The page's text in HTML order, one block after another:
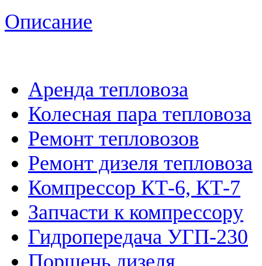
Описание
Аренда тепловоза
Колесная пара тепловоза
Ремонт тепловозов
Ремонт дизеля тепловоза
Компрессор КТ-6, КТ-7
Запчасти к компрессору
Гидропередача УГП-230
Поршень дизеля